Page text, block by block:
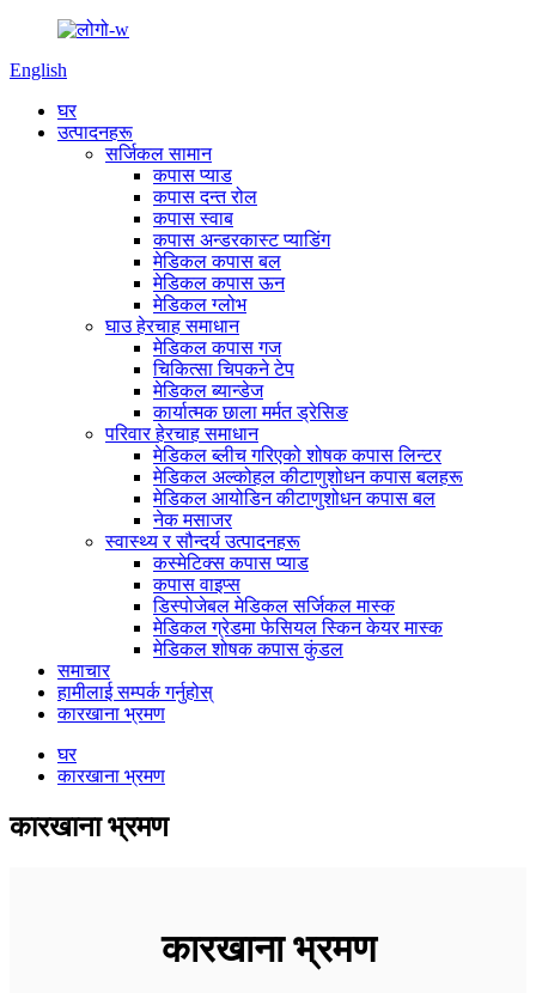
English
घर
उत्पादनहरू
सर्जिकल सामान
कपास प्याड
कपास दन्त रोल
कपास स्वाब
कपास अन्डरकास्ट प्याडिंग
मेडिकल कपास बल
मेडिकल कपास ऊन
मेडिकल ग्लोभ
घाउ हेरचाह समाधान
मेडिकल कपास गज
चिकित्सा चिपकने टेप
मेडिकल ब्यान्डेज
कार्यात्मक छाला मर्मत ड्रेसिङ
परिवार हेरचाह समाधान
मेडिकल ब्लीच गरिएको शोषक कपास लिन्टर
मेडिकल अल्कोहल कीटाणुशोधन कपास बलहरू
मेडिकल आयोडिन कीटाणुशोधन कपास बल
नेक मसाजर
स्वास्थ्य र सौन्दर्य उत्पादनहरू
कस्मेटिक्स कपास प्याड
कपास वाइप्स
डिस्पोजेबल मेडिकल सर्जिकल मास्क
मेडिकल ग्रेडमा फेसियल स्किन केयर मास्क
मेडिकल शोषक कपास कुंडल
समाचार
हामीलाई सम्पर्क गर्नुहोस्
कारखाना भ्रमण
घर
कारखाना भ्रमण
कारखाना भ्रमण
कारखाना भ्रमण